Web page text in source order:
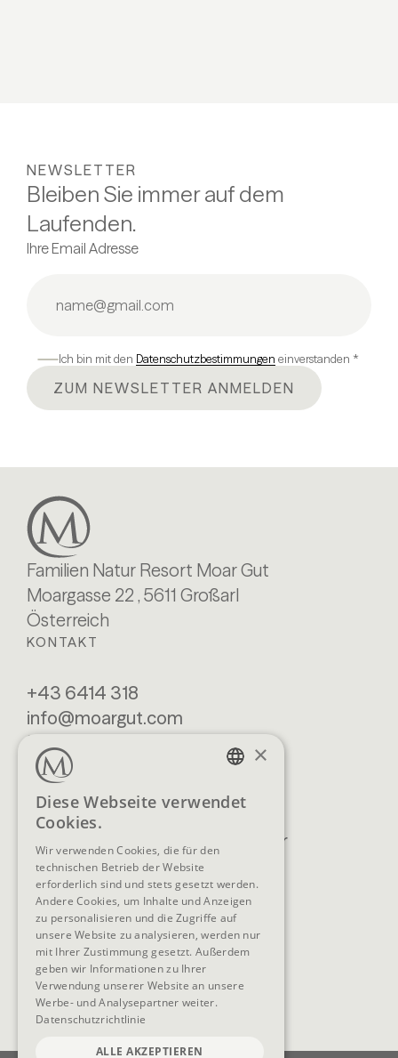
NEWSLETTER
Bleiben Sie immer auf dem
Laufenden.
Ihre Email Adresse
Ich bin mit den Datenschutzbestimmungen einverstanden *
ZUM NEWSLETTER ANMELDEN
Familien Natur Resort Moar Gut
Moargasse 22 , 5611 Großarl
Österreich
KONTAKT
+43 6414 318
info@moargut.com
SERVICES
Lage & Anreise
Blog
FAQ
Buchen
Anfragen
Newsletter
AGB
SOCIAL MEDIA
×
Diese Webseite verwendet
Cookies.
Wir verwenden Cookies, die für den
technischen Betrieb der Website
erforderlich sind und stets gesetzt werden.
Andere Cookies, um Inhalte und Anzeigen
zu personalisieren und die Zugriffe auf
unsere Website zu analysieren, werden nur
mit Ihrer Zustimmung gesetzt. Außerdem
geben wir Informationen zu Ihrer
Verwendung unserer Website an unsere
Werbe- und Analysepartner weiter.
Datenschutzrichtlinie
ALLE AKZEPTIEREN